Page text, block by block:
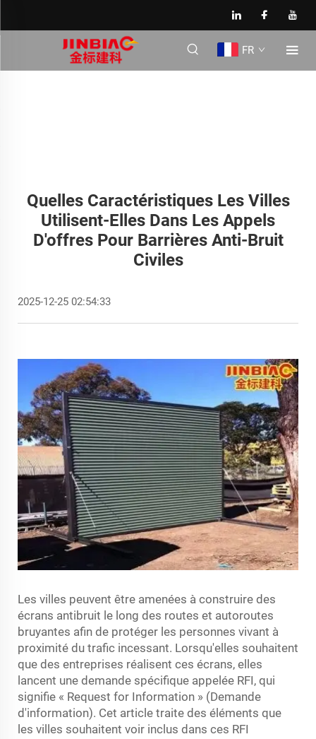
FR
Quelles Caractéristiques Les Villes
Utilisent-Elles Dans Les Appels
D'offres Pour Barrières Anti-Bruit
Civiles
2025-12-25 02:54:33
Les villes peuvent être amenées à construire des
écrans antibruit le long des routes et autoroutes
bruyantes afin de protéger les personnes vivant à
proximité du trafic incessant. Lorsqu'elles souhaitent
que des entreprises réalisent ces écrans, elles
lancent une demande spécifique appelée RFI, qui
signifie « Request for Information » (Demande
d'information). Cet article traite des éléments que
les villes souhaitent voir inclus dans ces RFI